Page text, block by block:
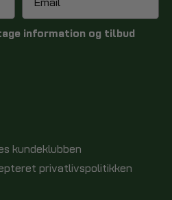
information og tilbud
kundeklubben
privatlivspolitikken